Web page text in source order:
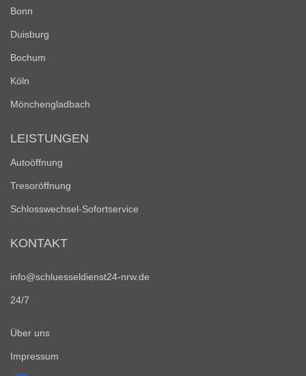
Bonn
Duisburg
Bochum
Köln
Mönchengladbach
LEISTUNGEN
Autoöffnung
Tresoröffnung
Schlosswechsel-Sofortservice
KONTAKT
info@schluesseldienst24-nrw.de
24/7
Über uns
Impressum